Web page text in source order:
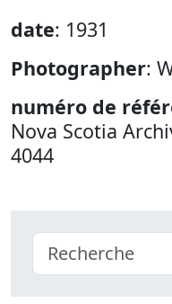
date: 1931
Photographer:
numéro de
Nova Scotia
4044